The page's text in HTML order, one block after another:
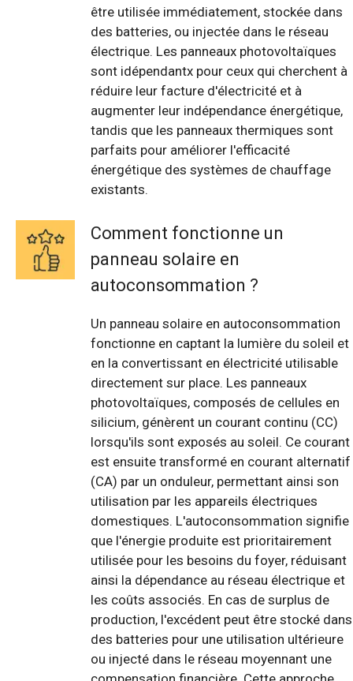
être utilisée immédiatement, stockée dans
des batteries, ou injectée dans le réseau
électrique. Les panneaux photovoltaïques
sont idépendantx pour ceux qui cherchent à
réduire leur facture d'électricité et à
augmenter leur indépendance énergétique,
tandis que les panneaux thermiques sont
parfaits pour améliorer l'efficacité
énergétique des systèmes de chauffage
existants.
Comment fonctionne un
panneau solaire en
autoconsommation ?
Un panneau solaire en autoconsommation
fonctionne en captant la lumière du soleil et
en la convertissant en électricité utilisable
directement sur place. Les panneaux
photovoltaïques, composés de cellules en
silicium, génèrent un courant continu (CC)
lorsqu'ils sont exposés au soleil. Ce courant
est ensuite transformé en courant alternatif
(CA) par un onduleur, permettant ainsi son
utilisation par les appareils électriques
domestiques. L'autoconsommation signifie
que l'énergie produite est prioritairement
utilisée pour les besoins du foyer, réduisant
ainsi la dépendance au réseau électrique et
les coûts associés. En cas de surplus de
production, l'excédent peut être stocké dans
des batteries pour une utilisation ultérieure
ou injecté dans le réseau moyennant une